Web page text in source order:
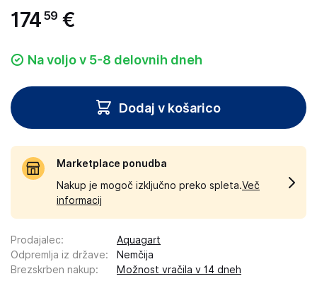
174 59 €
Na voljo v 5-8 delovnih dneh
Dodaj v košarico
Marketplace ponudba
Nakup je mogoč izključno preko spleta.Več
informacij
Prodajalec:
Aquagart
Odpremlja iz države:
Nemčija
Brezskrben nakup: Možnost vračila v 14 dneh